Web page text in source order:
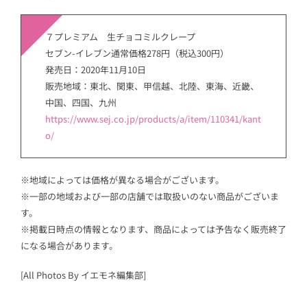
７プレミアム 生チョコミルクレープ
セブン-イレブン通常価格278円（税込300円）
発売日：2020年11月10日
販売地域：東北、関東、甲信越、北陸、東海、近畿、
中国、四国、九州
https://www.sej.co.jp/products/a/item/110341/kant
o/
※地域によっては価格が異なる場合がございます。
※一部の地域および一部の店舗では取扱いのない商品がございま
す。
※掲載日時点の情報となります、商品によっては予告なく販売終了
になる場合があります。
[All Photos By イエモネ編集部]